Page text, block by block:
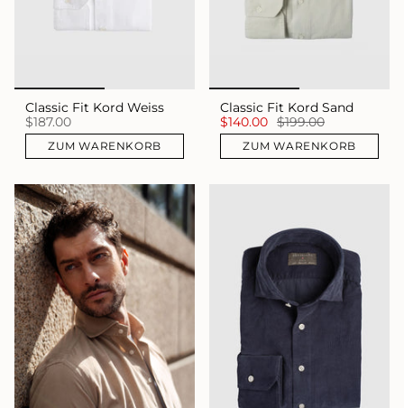
Classic Fit Kord Weiss
$187.00
ZUM WARENKORB
Classic Fit Kord Sand
$140.00 $199.00
ZUM WARENKORB